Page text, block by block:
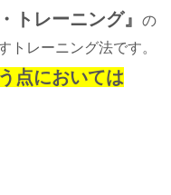
トレーニング』
の
トレーニング法です。
点においては